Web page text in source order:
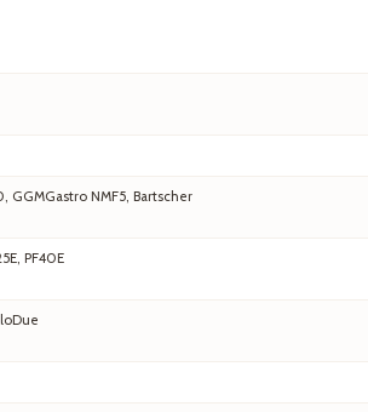
GGMGastro NMF5, Bartscher
PF40E